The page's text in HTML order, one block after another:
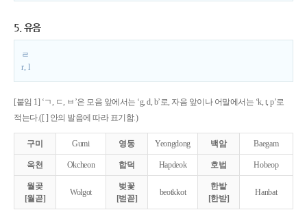
5. 유음
ㄹ
r, l
[붙임 1] ‘ㄱ, ㄷ, ㅂ’은 모음 앞에서는 ‘g, d, b’로, 자음 앞이나 어말에서는 ‘k, t, p’로
적는다.([ ] 안의 발음에 따라 표기함.)
구미 Gumi 영동 Yeongdong 백암 Baegam
옥천 Okcheon 합덕 Hapdeok 호법 Hobeop
월곶
[월곧]
Wolgot
벚꽃
[벋꼳]
beotkkot
한밭
[한받]
Hanbat